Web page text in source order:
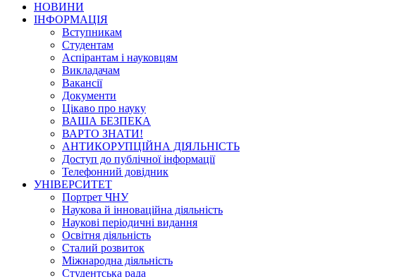
НОВИНИ
ІНФОРМАЦІЯ
Вступникам
Студентам
Аспірантам і науковцям
Викладачам
Вакансії
Документи
Цікаво про науку
ВАША БЕЗПЕКА
ВАРТО ЗНАТИ!
АНТИКОРУПЦІЙНА ДІЯЛЬНІСТЬ
Доступ до публічної інформації
Телефонний довідник
УНІВЕРСИТЕТ
Портрет ЧНУ
Наукова й інноваційна діяльність
Наукові періодичні видання
Освітня діяльність
Сталий розвиток
Міжнародна діяльність
Студентська рада